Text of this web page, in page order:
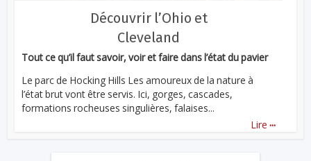
Découvrir l’Ohio et
Cleveland
Tout ce qu’il faut savoir, voir et faire dans l’état du pavier
Le parc de Hocking Hills Les amoureux de la nature à
l’état brut vont être servis. Ici, gorges, cascades,
formations rocheuses singulières, falaises...
Lire ...